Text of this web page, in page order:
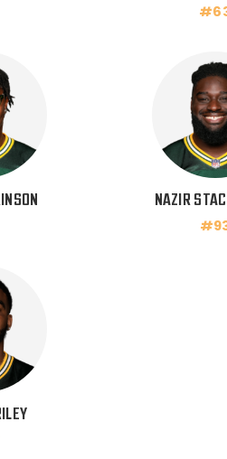
NAZIR